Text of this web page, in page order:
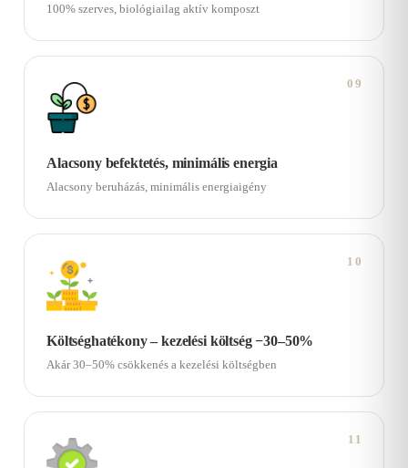
100% szerves, biológiailag aktív komposzt
09
Alacsony befektetés, minimális energia
Alacsony beruházás, minimális energiaigény
10
Költséghatékony – kezelési költség −30–50%
Akár 30–50% csökkenés a kezelési költségben
11